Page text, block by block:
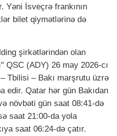
Yəni İsveçrə frankının
bilet qiymətlərinə də
şirkətlərindən olan
QSC (ADY) 26 may 2026-cı
Tbilisi – Bakı marşrutu üzrə
edir. Qatar hər gün Bakıdan
növbəti gün saat 08:41-də
saat 21:00-da yola
saat 06:24-də çatır.